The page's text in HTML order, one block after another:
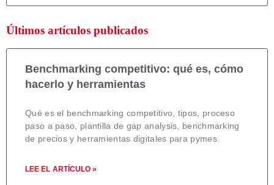
Últimos artículos publicados
Benchmarking competitivo: qué es, cómo
hacerlo y herramientas
Qué es el benchmarking competitivo, tipos, proceso
paso a paso, plantilla de gap analysis, benchmarking
de precios y herramientas digitales para pymes.
LEE EL ARTÍCULO »